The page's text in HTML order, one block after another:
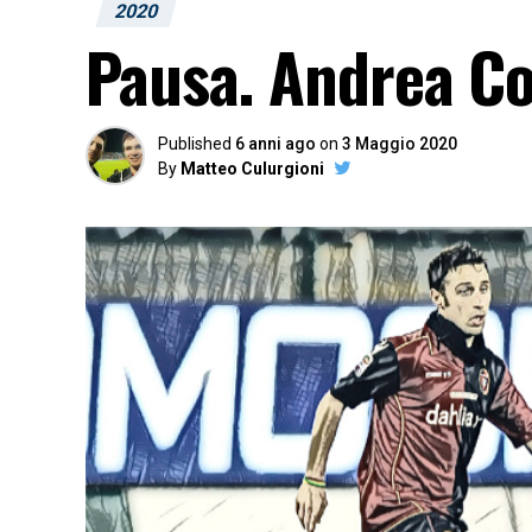
2020
Pausa. Andrea
Published 6 anni ago on 3 Maggio 2020
By Matteo Culurgioni